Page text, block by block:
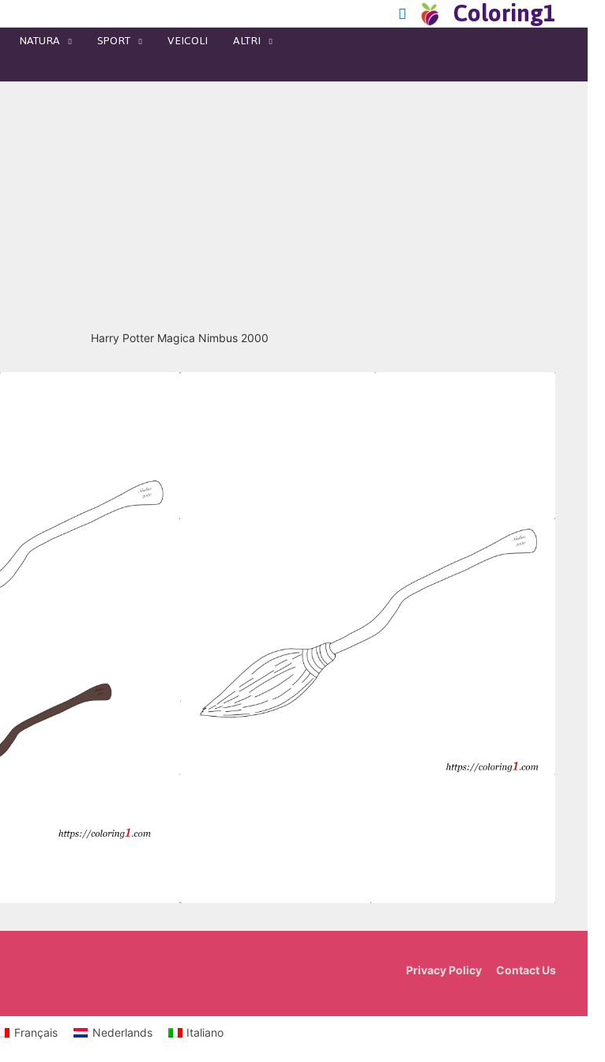
Coloring1
NATURA SPORT VEICOLI ALTRI
Harry Potter Magica Nimbus 2000
Privacy Policy Contact Us
Français Nederlands Italiano